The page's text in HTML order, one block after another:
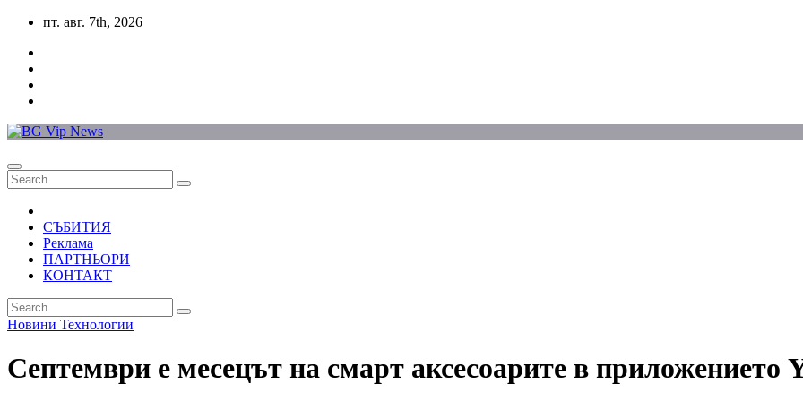
Skip
content
пт. авг. 7th, 2026
СЪБИТИЯ
Реклама
ПАРТНЬОРИ
КОНТАКТ
Новини Технологии
Септември е месецът на смарт аксесоарите в приложението